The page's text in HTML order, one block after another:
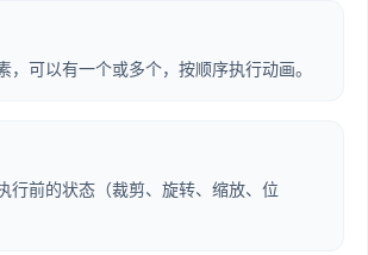
，可以有一个或多个，按顺序执行动画。
行前的状态（裁剪、旋转、缩放、位